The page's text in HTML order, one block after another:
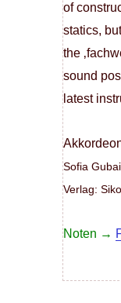
of
statics,
the
sound
latest
Sofia
Verlag:
Noten →